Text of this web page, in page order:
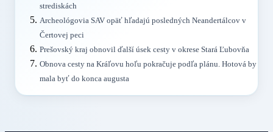
strediskách
Archeológovia SAV opäť hľadajú posledných Neandertálcov v
Čertovej peci
Prešovský kraj obnovil ďalší úsek cesty v okrese Stará Ľubovňa
Obnova cesty na Kráľovu hoľu pokračuje podľa plánu. Hotová by
mala byť do konca augusta